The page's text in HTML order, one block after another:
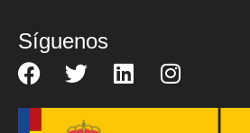
Síguenos